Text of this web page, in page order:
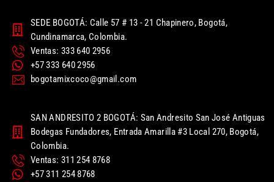
SEDE BOGOTÁ: Calle 57 # 13 - 21 Chapinero, Bogotá,
Cundinamarca, Colombia.
Ventas: 333 640 2956
+57 333 640 2956
bogotamixcoco@gmail.com
SAN ANDRESITO 2 BOGOTÁ: San Andresito San José Antiguas
Bodegas Fundadores, Entrada Amarilla #3 Local 270, Bogotá,
Colombia.
Ventas: 311 254 8768
+57 311 254 8768